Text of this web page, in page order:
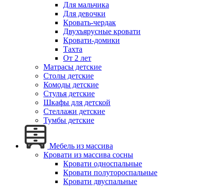
Для мальчика
Для девочки
Кровать-чердак
Двухъярусные кровати
Кровати-домики
Тахта
От 2 лет
Матрасы детские
Столы детские
Комоды детские
Стулья детские
Шкафы для детской
Стеллажи детские
Тумбы детские
Мебель из массива
Кровати из массива сосны
Кровати односпальные
Кровати полутороспальные
Кровати двуспальные